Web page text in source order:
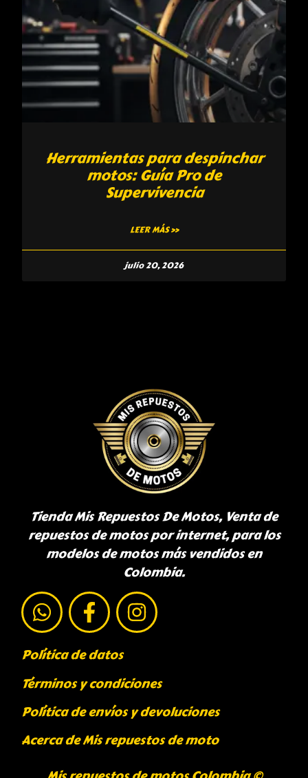
Herramientas para despinchar
motos: Guía Pro de
Supervivencia
LEER MÁS »
julio 20, 2026
Tienda Mis Repuestos De Motos, Venta de
repuestos de motos por internet, para los
modelos de motos más vendidos en
Colombia.
Política de datos
Términos y condiciones
Política de envíos y devoluciones
Acerca de Mis repuestos de moto